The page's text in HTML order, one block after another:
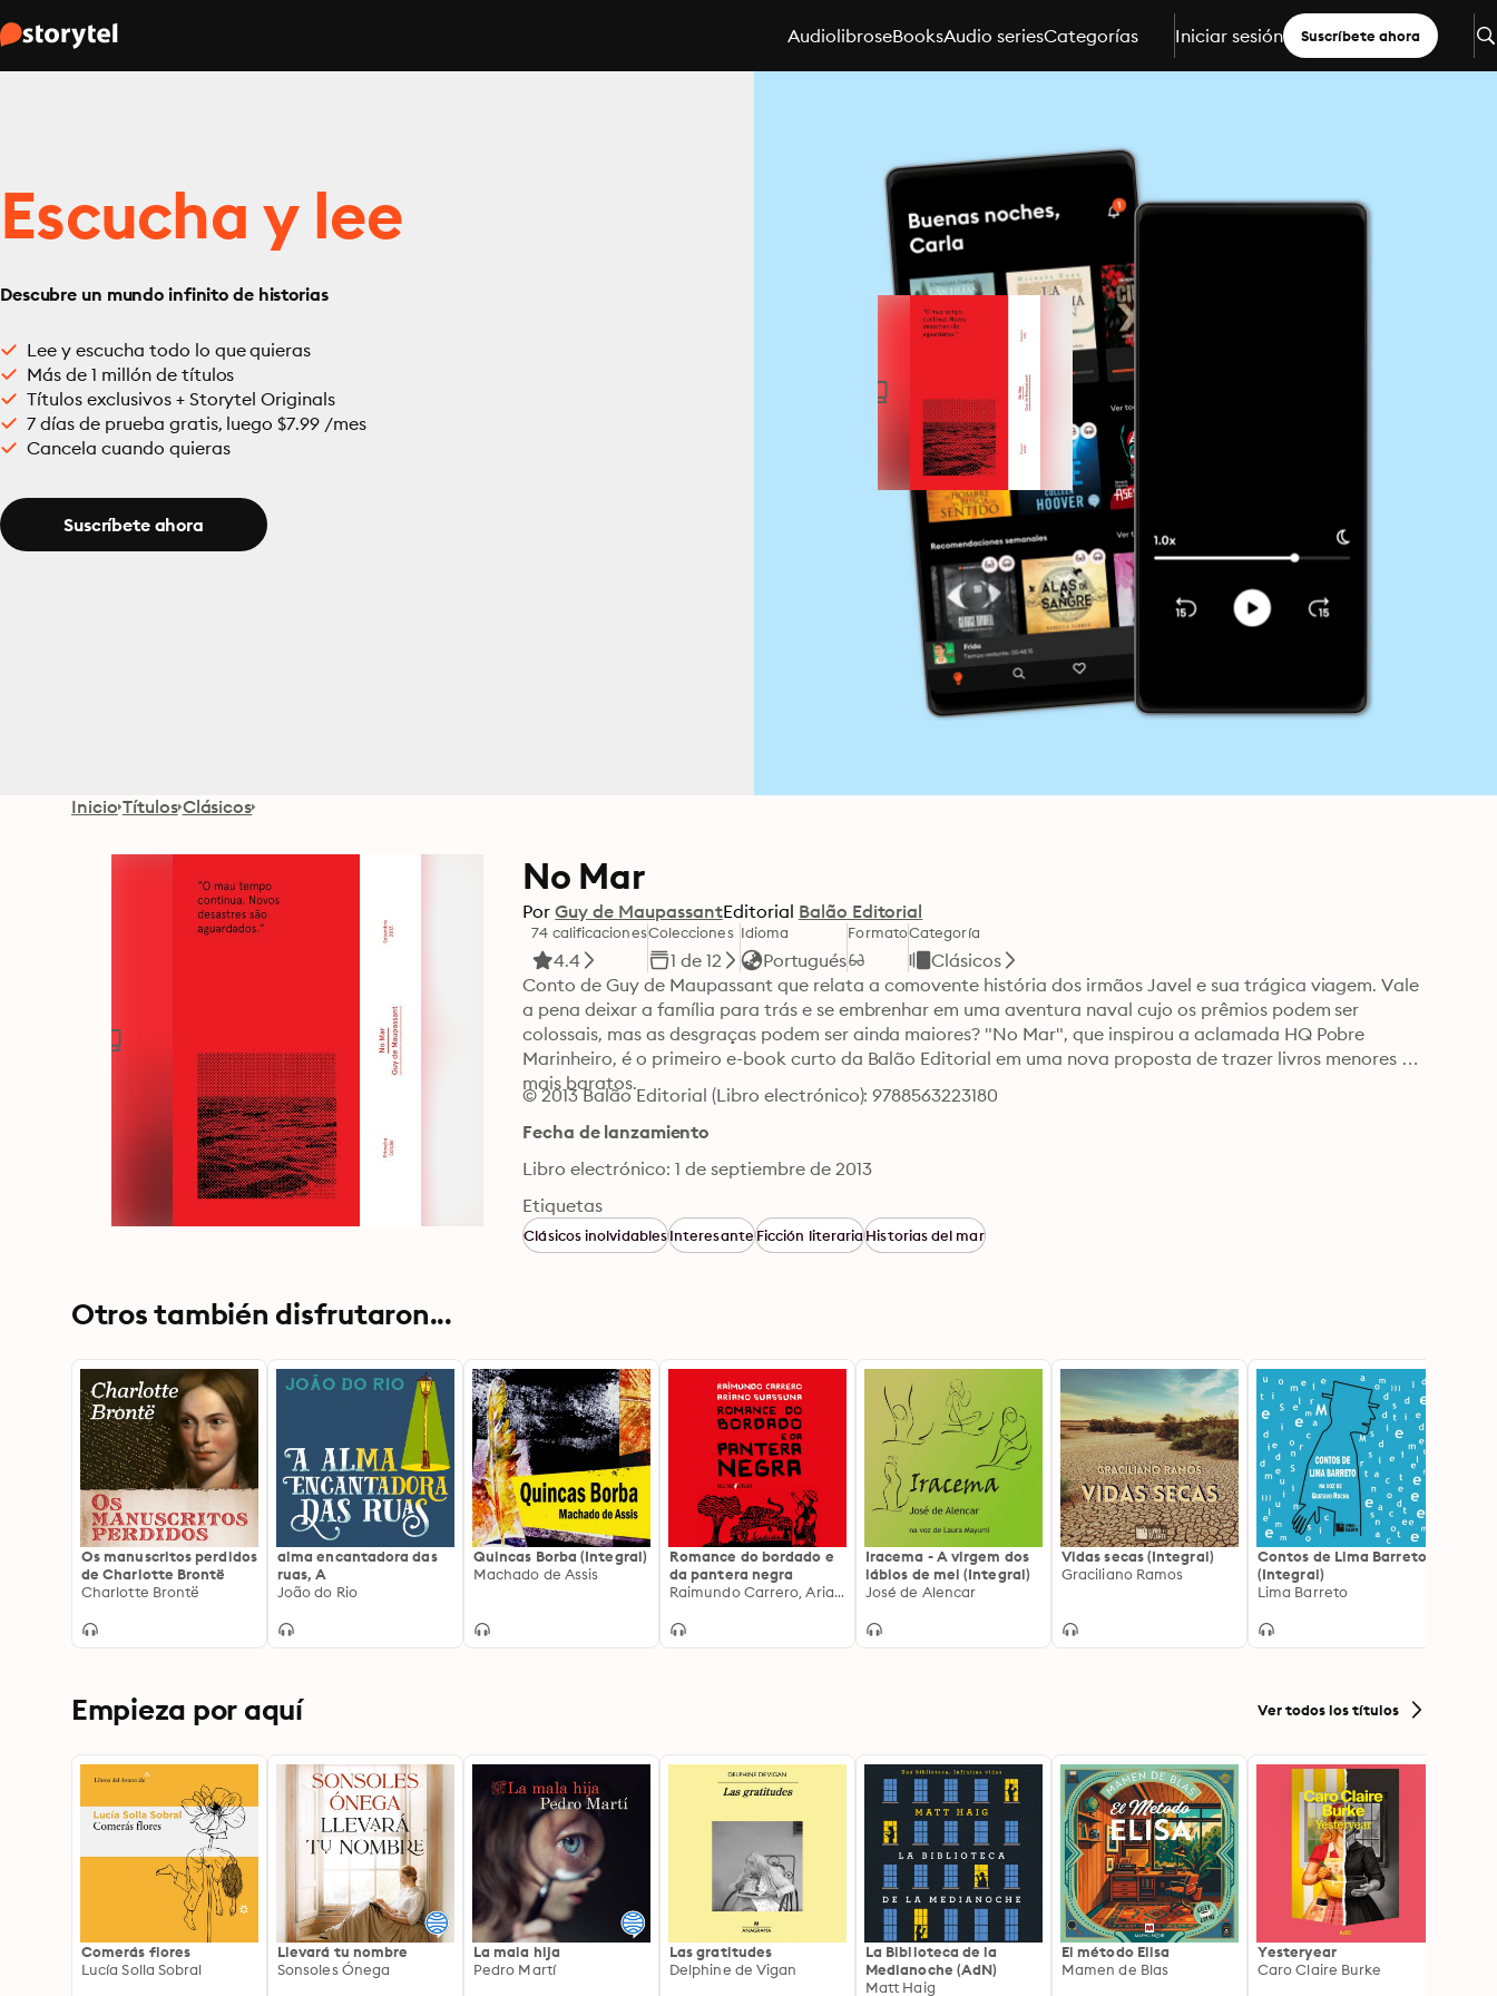
AudiolibroseBooksAudio seriesCategorías Iniciar sesión Suscríbete ahora
Escucha y lee
Descubre un mundo infinito de historias
Lee y escucha todo lo que quieras
Más de 1 millón de títulos
Títulos exclusivos + Storytel Originals
7 días de prueba gratis, luego $7.99 /mes
Cancela cuando quieras
Suscríbete ahora
Inicio Títulos Clásicos
No Mar
Por Guy de MaupassantEditorial Balão Editorial
74 calificaciones
4.4
Colecciones
1 de 12
Idioma
Portugués
FormatoCategoría
Clásicos
Conto de Guy de Maupassant que relata a comovente história dos irmãos Javel e sua trágica viagem. Vale
a pena deixar a família para trás e se embrenhar em uma aventura naval cujo os prêmios podem ser
colossais, mas as desgraças podem ser ainda maiores? "No Mar", que inspirou a aclamada HQ Pobre
Marinheiro, é o primeiro e-book curto da Balão Editorial em uma nova proposta de trazer livros menores e
mais baratos.
© 2013 Balão Editorial (Libro electrónico): 9788563223180
Fecha de lanzamiento
Libro electrónico: 1 de septiembre de 2013
Etiquetas
Clásicos inolvidablesInteresanteFicción literariaHistorias del mar
Otros también disfrutaron...
Os manuscritos perdidos
de Charlotte Brontë
Charlotte Brontë
alma encantadora das
ruas, A
João do Rio
Quincas Borba (Integral)
Machado de Assis
Romance do bordado e
da pantera negra
Raimundo Carrero, Ariano Suassuna
Iracema - A virgem dos
lábios de mel (Integral)
José de Alencar
Vidas secas (Integral)
Graciliano Ramos
Contos de Lima Barreto
(Integral)
Lima Barreto
Empieza por aquí Ver todos los títulos
Comerás flores
Lucía Solla Sobral
Llevará tu nombre
Sonsoles Ónega
La mala hija
Pedro Martí
Las gratitudes
Delphine de Vigan
La Biblioteca de la
Medianoche (AdN)
Matt Haig
El método Elisa
Mamen de Blas
Yesteryear
Caro Claire Burke